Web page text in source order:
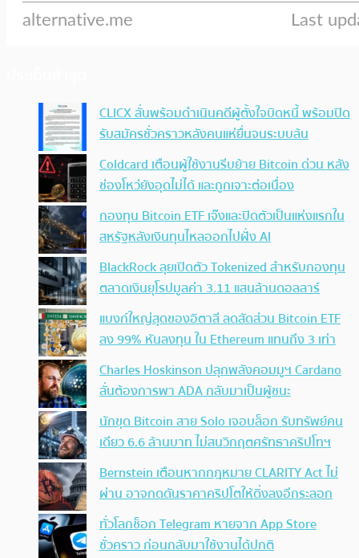
CLICX ลั่นพร้อมดำเนินคดีผู้ตั้งใจบิดหนี้ พร้อมปิด
รับสมัครชั่วคราวหลังคนแห่ยื่นจนระบบล้น
Coldcard เตือนผู้ใช้งานรีบย้าย Bitcoin ด่วน หลัง
ช่องโหว่ยังอุดไม่ได้ และถูกเจาะต่อเนื่อง
กองทุน Bitcoin ETF เจ๊งและปิดตัวเป็นแห่งแรกใน
สหรัฐหลังเงินทุนไหลออกไปฝั่ง AI
BlackRock ลุยเปิดตัว Tokenized สำหรับกองทุน
ตลาดเงินยุโรปมูลค่า 3.11 แสนล้านดอลลาร์
แบงก์ใหญ่สุดของอิตาลี ลดสัดส่วน Bitcoin ETF
ลง 99% หันลงทุน ใน Ethereum แทนถึง 3 เท่า
Charles Hoskinson ปลุกพลังคอมมูฯ Cardano
ลั่นต้องการพา ADA กลับมาเป็นผู้ชนะ
นักขุด Bitcoin สาย Solo เจอบล็อก รับทรัพย์คน
เดียว 6.6 ล้านบาท ไม่สนวิกฤตศรัทธาคริปโทฯ
Bernstein เตือนหากกฎหมาย CLARITY Act ไม่
ผ่าน อาจกดดันราคาคริปโตให้ดิ่งลงอีกระลอก
ทั่วโลกช็อก Telegram หายจาก App Store
ชั่วคราว ก่อนกลับมาใช้งานได้ปกติ